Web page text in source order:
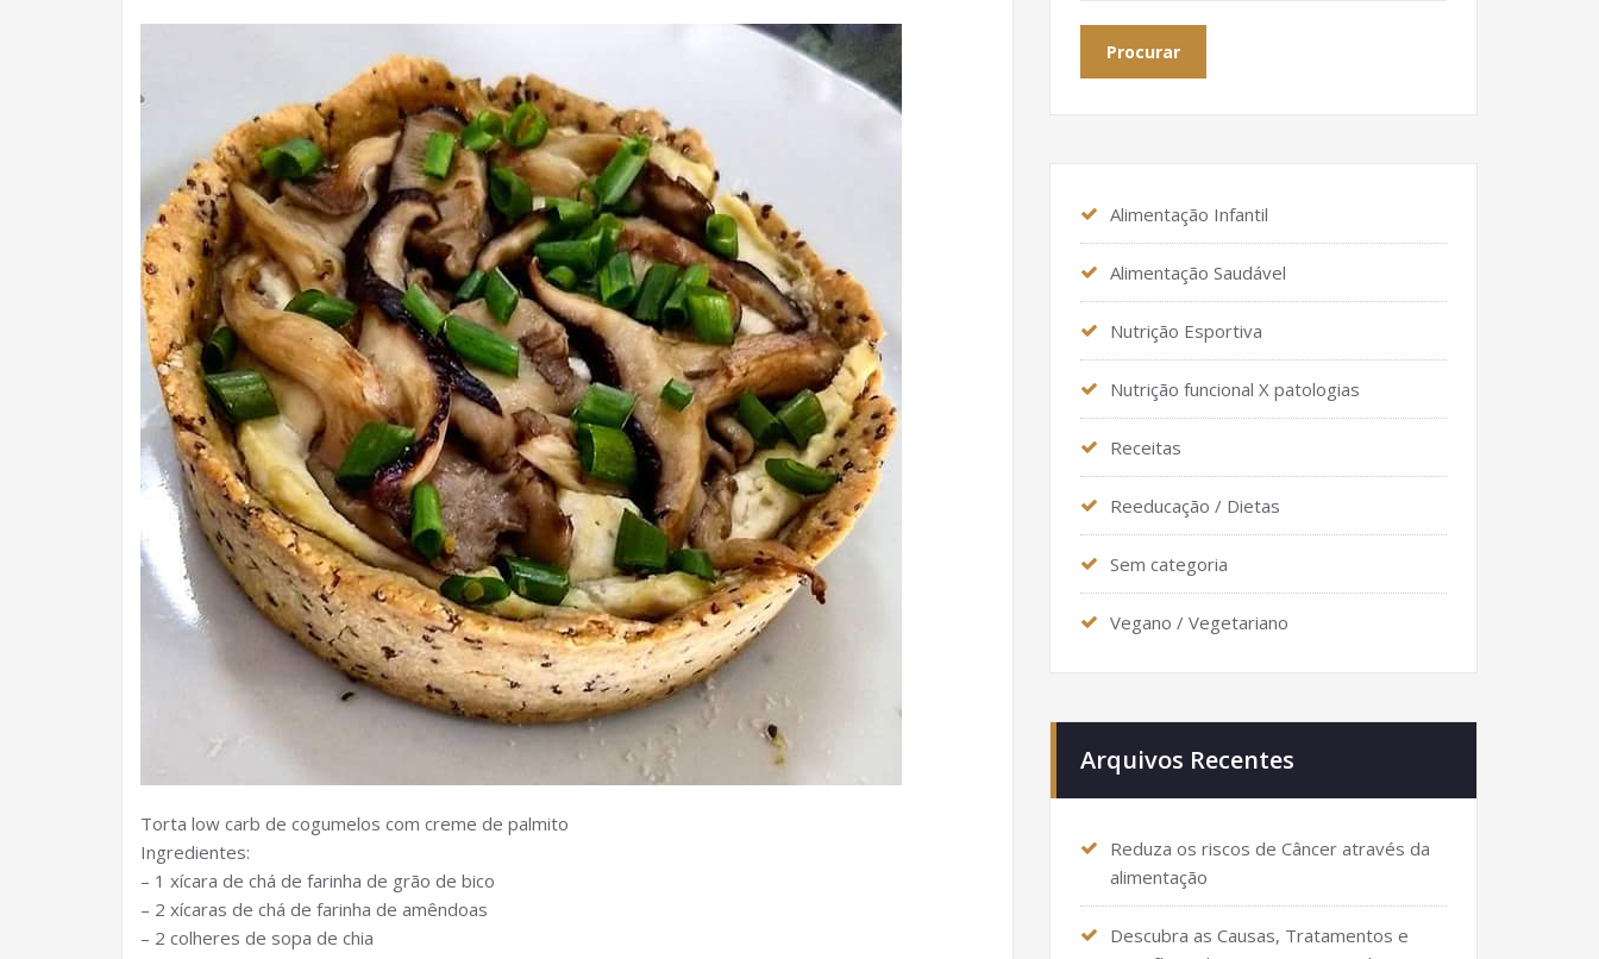
Torta low carb de cogumelos com creme de palmito
Ingredientes:
– 1 xícara de chá de farinha de grão de bico
– 2 xícaras de chá de farinha de amêndoas
– 2 colheres de sopa de chia
Alimentação Infantil
Alimentação Saudável
Nutrição Esportiva
Nutrição funcional X patologias
Receitas
Reeducação / Dietas
Sem categoria
Vegano / Vegetariano
Arquivos Recentes
Reduza os riscos de Câncer através da
alimentação
Descubra as Causas, Tratamentos e